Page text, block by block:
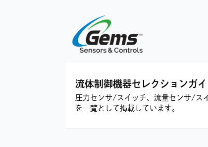
流体制御機器セレクションガイ
圧力センサ/スイッチ、流量センサ/ス
を一覧として掲載しています。